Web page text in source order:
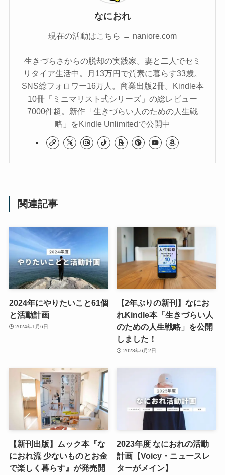
なにおれ
現在の活動はこちら → naniore.com
生きづらさからの脱却の実践家。妻と二人でセミ
リタイア生活中。月13万円で質素に暮らす33歳。
SNS総フォロワー16万人。商業出版2冊。Kindle本
10冊「ミニマリスト式シリーズ」の総レビュー
7000件超。新作「生きづらい人のための人生戦
略」をKindle Unlimitedで公開中
関連記事
2024年にやりたいこと61個
と活動計画
2024年1月6日
【2年ぶりの新刊】なにお
れKindle本「生きづらい人
のための人生戦略」を公開
しました！
2023年6月2日
【新刊出版】ムック本『な
におれ流 少ないものとお金
で楽しく暮らす』が発売開
2023年度 なにおれの活動
計画【Voicy・ニュースレ
ターがメイン】